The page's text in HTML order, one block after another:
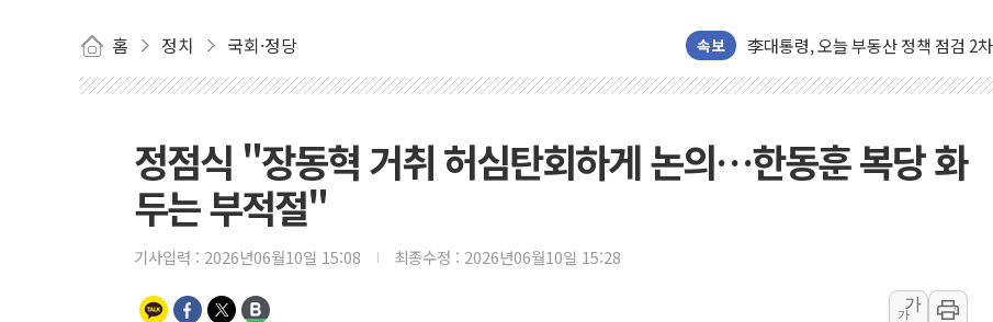
홈 정치 국회·정당 속보
트럼프, '원정출산 시민권 차단' 행
트럼프 "이란전 조만간 끝날 것"…
"세금 부담 덜자"…비거주 1주택자
세금 부담 커진 고가 1주택자…맞교
[민주 당권주자 일정] 송영길·정청
정점식 "장동혁 거취 허심탄회하게 논의…한동훈 복당 화
두는 부적절"
기사입력 : 2026년06월10일 15:08 최종수정 : 2026년06월10일 15:28
가
가